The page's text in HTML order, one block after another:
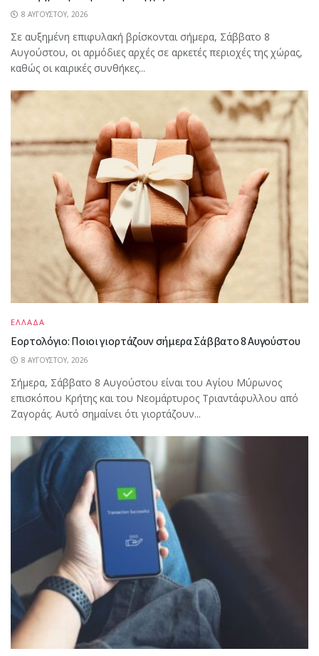
8 ΑΥΓΟΎΣΤΟΥ, 2026
Σε αυξημένη επιφυλακή βρίσκονται σήμερα, Σάββατο 8
Αυγούστου, οι αρμόδιες αρχές σε αρκετές περιοχές της χώρας,
καθώς οι καιρικές συνθήκες...
ΕΛΛΑΔΑ
Εορτολόγιο: Ποιοι γιορτάζουν σήμερα Σάββατο 8 Αυγούστου
8 ΑΥΓΟΎΣΤΟΥ, 2026
Σήμερα, Σάββατο 8 Αυγούστου είναι του Αγίου Μύρωνος
επισκόπου Κρήτης και του Νεομάρτυρος Τριαντάφυλλου από
Ζαγοράς. Αυτό σημαίνει ότι γιορτάζουν...